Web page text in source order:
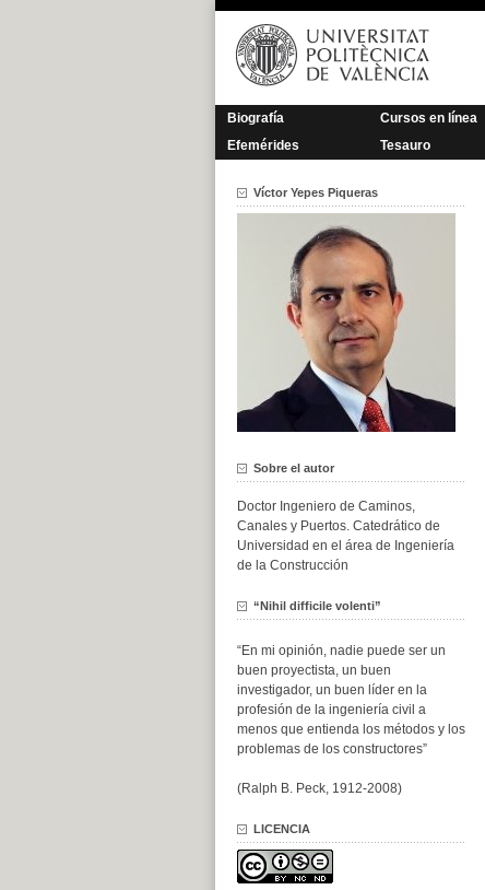
Saltar
contenido
Biografía Cursos en línea
Efemérides
Tesauro
Víctor Yepes Piqueras
Sobre el autor
Doctor Ingeniero de Caminos,
Canales y Puertos. Catedrático de
Universidad en el área de Ingeniería
de la Construcción
“Nihil difficile volenti”
“En mi opinión, nadie puede ser un
buen proyectista, un buen
investigador, un buen líder en la
profesión de la ingeniería civil a
menos que entienda los métodos y los
problemas de los constructores”
(Ralph B. Peck, 1912-2008)
LICENCIA